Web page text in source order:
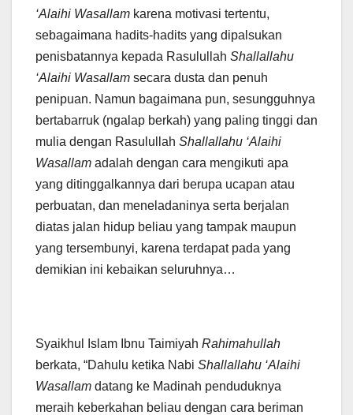
‘Alaihi Wasallam karena motivasi tertentu,
sebagaimana hadits-hadits yang dipalsukan
penisbatannya kepada Rasulullah Shallallahu
‘Alaihi Wasallam secara dusta dan penuh
penipuan. Namun bagaimana pun, sesungguhnya
bertabarruk (ngalap berkah) yang paling tinggi dan
mulia dengan Rasulullah Shallallahu ‘Alaihi
Wasallam adalah dengan cara mengikuti apa
yang ditinggalkannya dari berupa ucapan atau
perbuatan, dan meneladaninya serta berjalan
diatas jalan hidup beliau yang tampak maupun
yang tersembunyi, karena terdapat pada yang
demikian ini kebaikan seluruhnya…
Syaikhul Islam Ibnu Taimiyah Rahimahullah
berkata, “Dahulu ketika Nabi Shallallahu ‘Alaihi
Wasallam datang ke Madinah penduduknya
meraih keberkahan beliau dengan cara beriman